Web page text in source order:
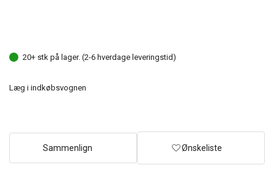
20+ stk på lager. (2-6 hverdage leveringstid)
Læg i indkøbsvognen
Sammenlign Ønskeliste